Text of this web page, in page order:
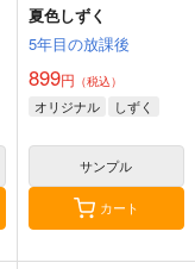
夏色しずく
5年目の放課後
899円 （税込）
オリジナル しずく
サンプル
カート